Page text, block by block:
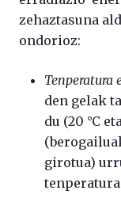
zehaztasuna
ondorioz:
Tenperatura
den gelak
du (20 °C
girotua)